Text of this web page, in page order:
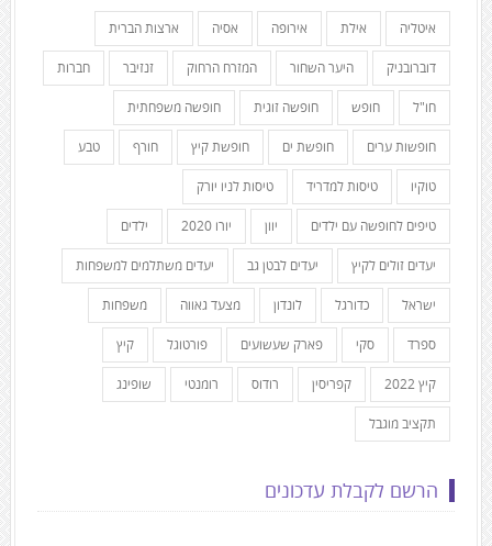
איטליה אילת אירופה אסיה ארצות הברית
דוברובניק היער השחור המזרח הרחוק זנזיבר חברות
חו"ל חופש חופשה זוגית חופשה משפחתית
חופשות ערים חופשת ים חופשת קיץ חורף טבע
טוקיו טיסות למדריד טיסות לניו יורק
טיפים לחופשה עם ילדים יוון יורו 2020 ילדים
יעדים זולים לקיץ יעדים לבטן גב יעדים משתלמים למשפחות
ישראל כדורגל לונדון מצעד גאווה משפחות
ספרד סקי פארק שעשועים פורטוגל קיץ
קיץ 2022 קפריסין רודוס רומנטי שופינג
תקציב מוגבל
הרשם לקבלת עדכונים